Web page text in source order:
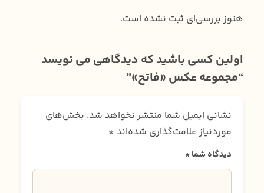
هنوز بررسی‌ای ثبت نشده است.
اولین کسی باشید که دیدگاهی می نویسد
“مجموعه عکس «فاتح»”
نشانی ایمیل شما منتشر نخواهد شد. بخش‌های
موردنیاز علامت‌گذاری شده‌اند *
دیدگاه شما*